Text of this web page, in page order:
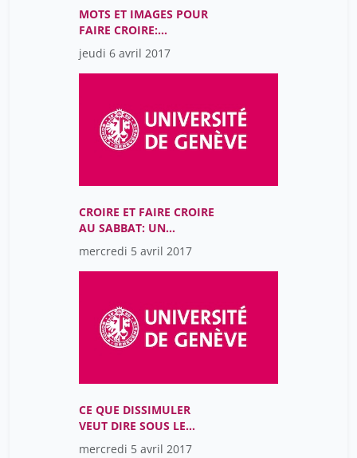
MOTS ET IMAGES POUR
FAIRE CROIRE:
PRÉDICATION ET
HAGIOGRAPHIE DANS
L’OCCIDENT MÉDIÉVAL
jeudi 6 avril 2017
CROIRE ET FAIRE CROIRE
AU SABBAT: UN
IMAGINAIRE DU MAL
mercredi 5 avril 2017
CE QUE DISSIMULER
VEUT DIRE SOUS LE
COMMUNISME
mercredi 5 avril 2017